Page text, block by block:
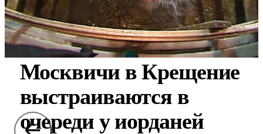
Москвичи в Крещение
выстраиваются в
очереди у иорданей